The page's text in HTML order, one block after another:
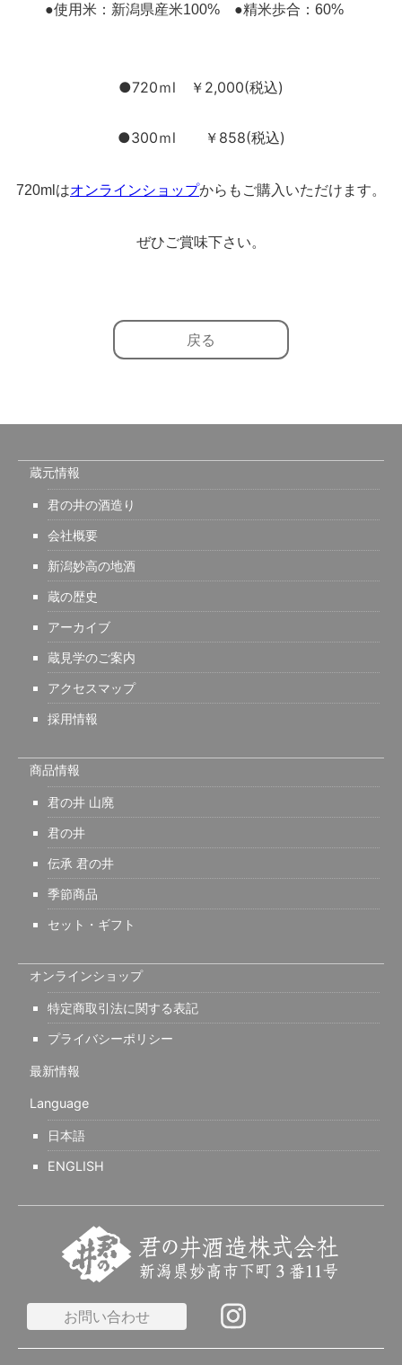
●使用米：新潟県産米100% ●精米歩合：60%
●720ｍl ￥2,000(税込)
●300ｍl ￥858(税込)
720mlはオンラインショップからもご購入いただけます。
ぜひご賞味下さい。
戻る
蔵元情報
君の井の酒造り
会社概要
新潟妙高の地酒
蔵の歴史
アーカイブ
蔵見学のご案内
アクセスマップ
採用情報
商品情報
君の井 山廃
君の井
伝承 君の井
季節商品
セット・ギフト
オンラインショップ
特定商取引法に関する表記
プライバシーポリシー
最新情報
Language
日本語
ENGLISH
お問い合わせ